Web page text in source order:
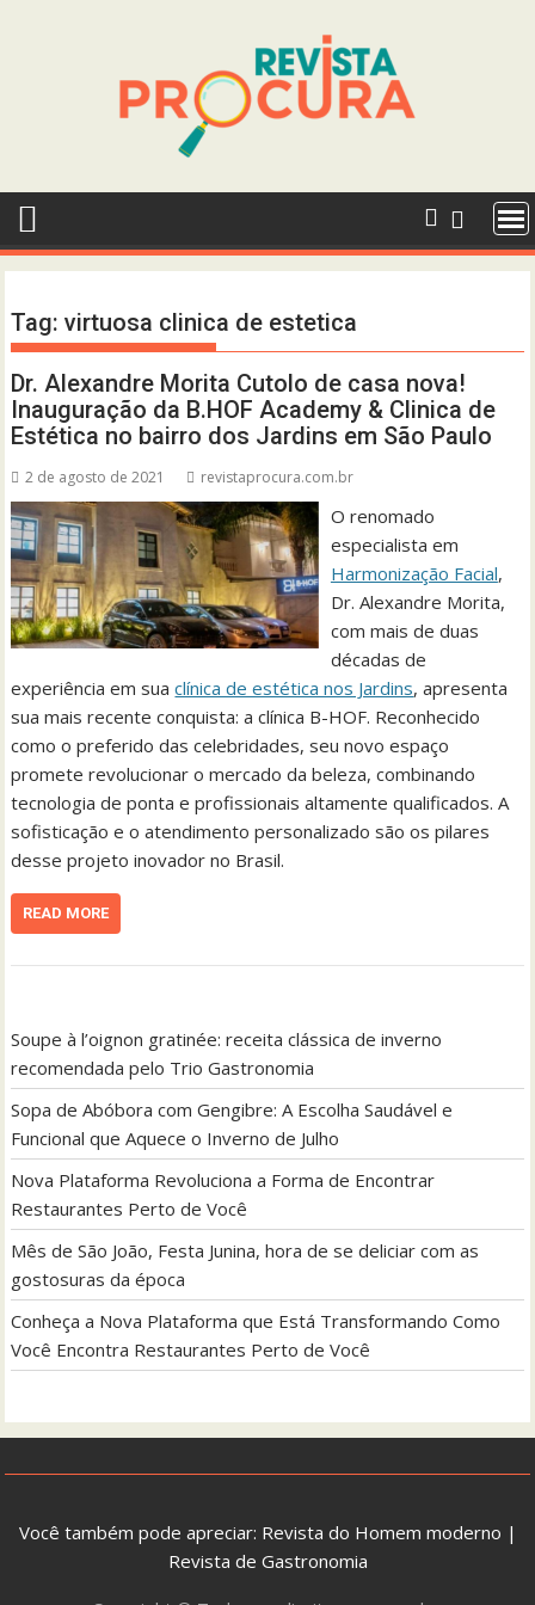
Tag:virtuosa clinica de estetica
Dr. Alexandre Morita Cutolo de casa nova!
Inauguração da B.HOF Academy & Clinica de
Estética no bairro dos Jardins em São Paulo
2 de agosto de 2021 revistaprocura.com.br
O renomado
especialista em
Harmonização Facial,
Dr. Alexandre Morita,
com mais de duas
décadas de
experiência em suaclínica de estética nos Jardins, apresenta
sua mais recente conquista: a clínica B-HOF. Reconhecido
como o preferido das celebridades, seu novo espaço
promete revolucionar o mercado da beleza, combinando
tecnologia de ponta e profissionais altamente qualificados. A
sofisticação e o atendimento personalizado são os pilares
desse projeto inovador no Brasil.
READ MORE
Soupe à l’oignon gratinée: receita clássica de inverno
recomendada pelo Trio Gastronomia
Sopa de Abóbora com Gengibre: A Escolha Saudável e
Funcional que Aquece o Inverno de Julho
Nova Plataforma Revoluciona a Forma de Encontrar
Restaurantes Perto de Você
Mês de São João, Festa Junina, hora de se deliciar com as
gostosuras da época
Conheça a Nova Plataforma que Está Transformando Como
Você Encontra Restaurantes Perto de Você
Você também pode apreciar: Revista do Homem moderno |
Revista de Gastronomia